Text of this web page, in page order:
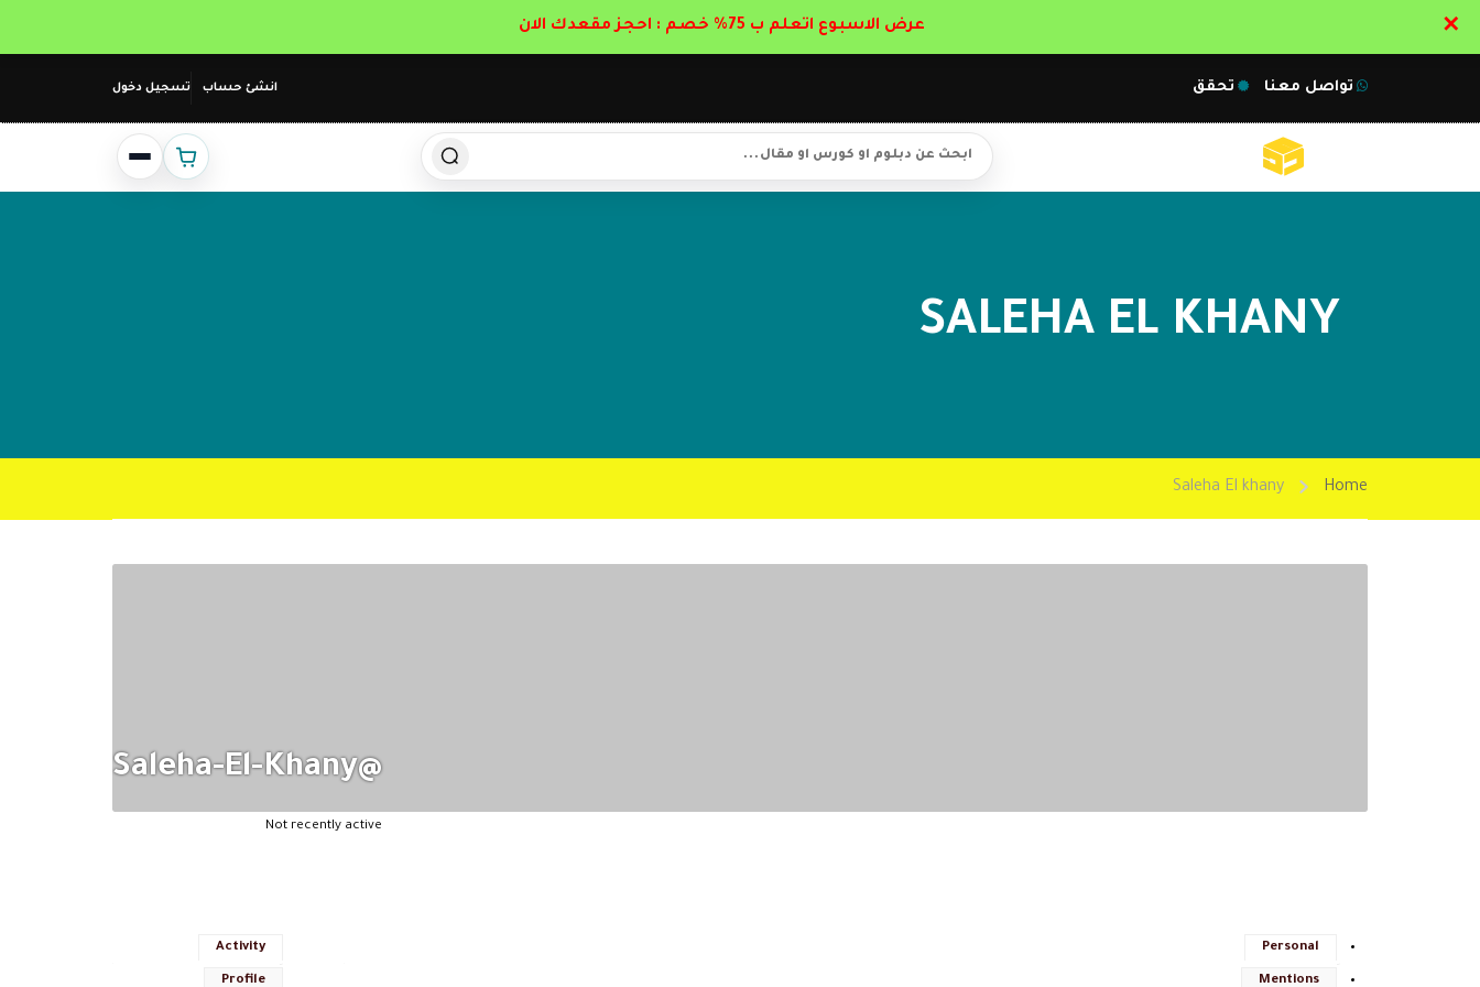
انشئ حساب تسجيل دخول تواصل معنا تحقق
SALEHA EL KHANY
Home
Saleha El khany
@saleha-El-Khany
Not recently active
Activity
Profile
Personal
Mentions
عرض الاسبوع اتعلم ب 75% خصم : احجز مقعدك الان ✕